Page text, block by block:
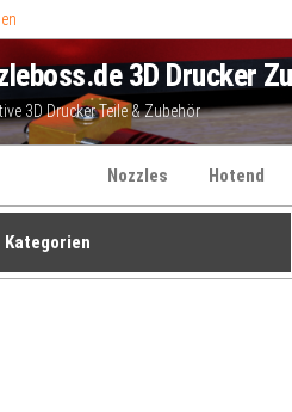
3D Drucker
3D Drucker Teile & Zubehör
Nozzles Hotend
Kategorien